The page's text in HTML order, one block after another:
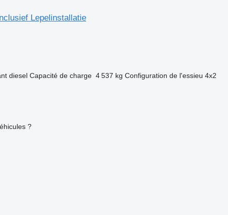
Lepelinstallatie
diesel Capacité de charge 4 537 kg Configuration de l'essieu 4x2
?